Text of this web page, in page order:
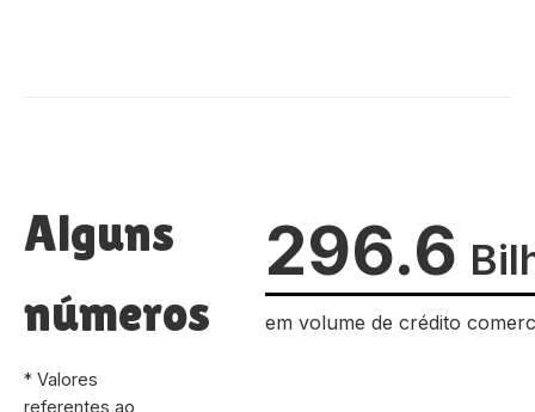
Alguns
números
* Valores
referentes ao
296.6
em volume de crédito